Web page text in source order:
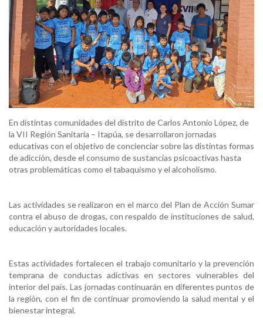
En distintas comunidades del distrito de Carlos Antonio López, de
la VII Región Sanitaria – Itapúa, se desarrollaron jornadas
educativas con el objetivo de concienciar sobre las distintas formas
de adicción, desde el consumo de sustancias psicoactivas hasta
otras problemáticas como el tabaquismo y el alcoholismo.
Las actividades se realizaron en el marco del Plan de Acción Sumar
contra el abuso de drogas, con respaldo de instituciones de salud,
educación y autoridades locales.
Estas actividades fortalecen el trabajo comunitario y la prevención
temprana de conductas adictivas en sectores vulnerables del
interior del país. Las jornadas continuarán en diferentes puntos de
la región, con el fin de continuar promoviendo la salud mental y el
bienestar integral.